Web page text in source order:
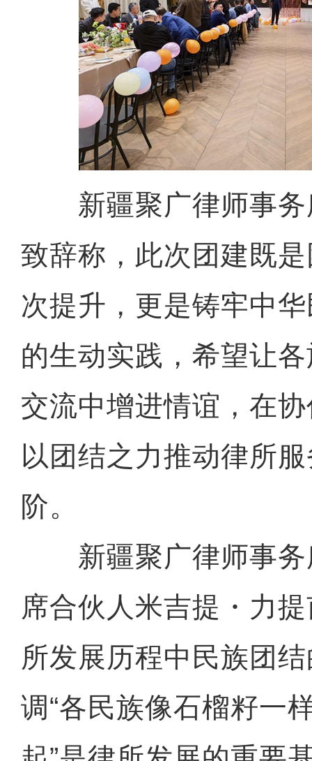
新疆聚广律师事务
致辞称，此次团建既
次提升，更是铸牢中
的生动实践，希望让
交流中增进情谊，在
以团结之力推动律所
阶。
新疆聚广律师事务
席合伙人米吉提・力
所发展历程中民族团
调“各民族像石榴籽一